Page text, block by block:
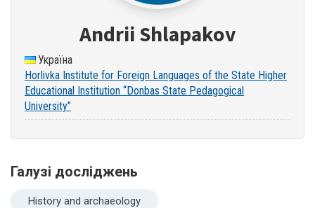
Andrii Shlapakov
Україна
Horlivka Institute for Foreign Languages of the State Higher
Educational Institution “Donbas State Pedagogical
University”
Галузі досліджень
History and archaeology